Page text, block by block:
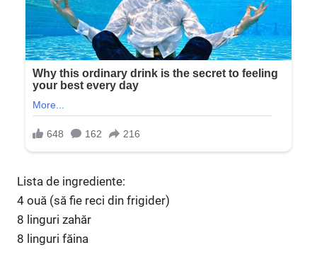
Lista de ingrediente:
4 ouă (să fie reci din frigider)
8 linguri zahăr
8 linguri făina